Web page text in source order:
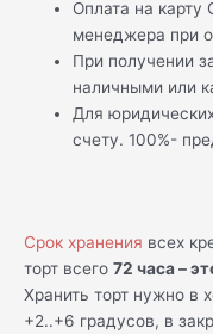
Оплата на
менеджера при
При получении
наличными или
Для
счету. 100%-
Срок хранения всех
торт всего 72 часа –
Хранить торт нужно в
+2..+6 градусов, в